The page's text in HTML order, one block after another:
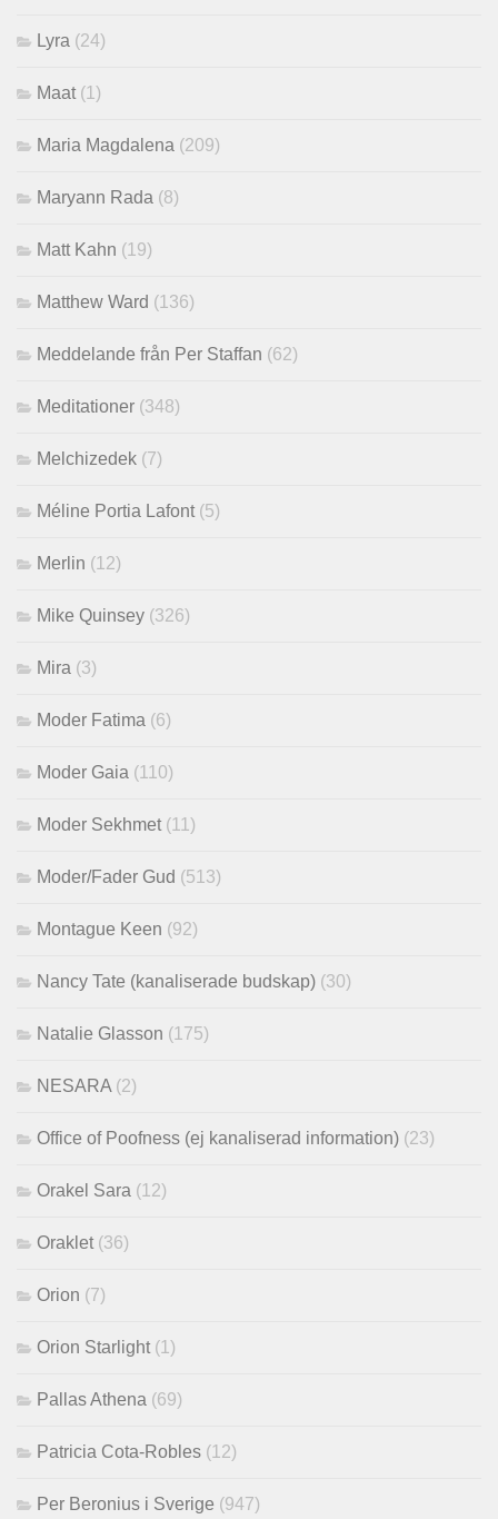
Lyra (24)
Maat (1)
Maria Magdalena (209)
Maryann Rada (8)
Matt Kahn (19)
Matthew Ward (136)
Meddelande från Per Staffan (62)
Meditationer (348)
Melchizedek (7)
Méline Portia Lafont (5)
Merlin (12)
Mike Quinsey (326)
Mira (3)
Moder Fatima (6)
Moder Gaia (110)
Moder Sekhmet (11)
Moder/Fader Gud (513)
Montague Keen (92)
Nancy Tate (kanaliserade budskap) (30)
Natalie Glasson (175)
NESARA (2)
Office of Poofness (ej kanaliserad information) (23)
Orakel Sara (12)
Oraklet (36)
Orion (7)
Orion Starlight (1)
Pallas Athena (69)
Patricia Cota-Robles (12)
Per Beronius i Sverige (947)